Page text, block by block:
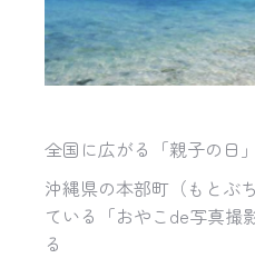
全国に広がる「親子の日
沖縄県の本部町（もとぶ
ている「おやこde写真撮
る